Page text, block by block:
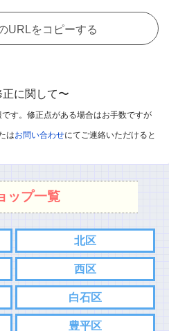
フォームからご連絡お願い致しま
りできるので。
URLをコピーする
正に関して〜
す。修正点がある場合はお手数ですが
はお問い合わせにてご連絡いただけると
ップ一覧
北区
西区
白石区
豊平区